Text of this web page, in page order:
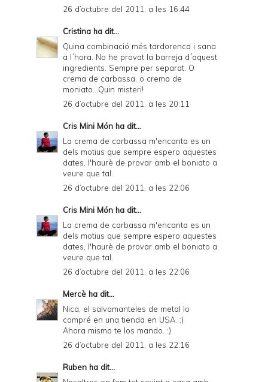
26 d’octubre del 2011, a les 16:44
Cristina ha dit...
Quina combinació més tardorenca i sana
a l´hora. No he provat la barreja d´aquest
ingredients. Sempre per separat. O
crema de carbassa, o crema de
moniato...Quin misteri!
26 d’octubre del 2011, a les 20:11
Cris Mini Món ha dit...
La crema de carbassa m'encanta es un
dels motius que sempre espero aquestes
dates, l'haurè de provar amb el boniato a
veure que tal.
26 d’octubre del 2011, a les 22:06
Cris Mini Món ha dit...
La crema de carbassa m'encanta es un
dels motius que sempre espero aquestes
dates, l'haurè de provar amb el boniato a
veure que tal.
26 d’octubre del 2011, a les 22:06
Mercè ha dit...
Nica, el salvamanteles de metal lo
compré en una tienda en USA. ;)
Ahora mismo te los mando. :)
26 d’octubre del 2011, a les 22:16
Ruben ha dit...